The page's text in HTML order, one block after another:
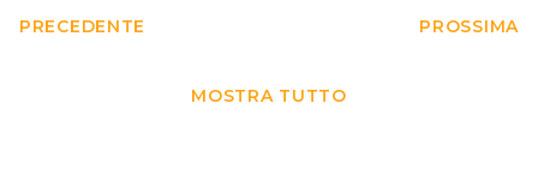
PRECEDENTE
MOSTRA TUTTO
PROSSIMA